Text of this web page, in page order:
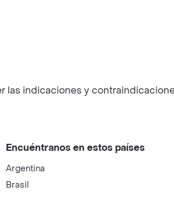
las indicaciones y
Encuéntranos en estos países
Argentina
Brasil